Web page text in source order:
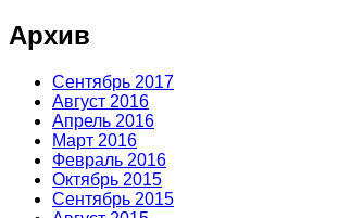
Архив
Сентябрь 2017
Август 2016
Апрель 2016
Март 2016
Февраль 2016
Октябрь 2015
Сентябрь 2015